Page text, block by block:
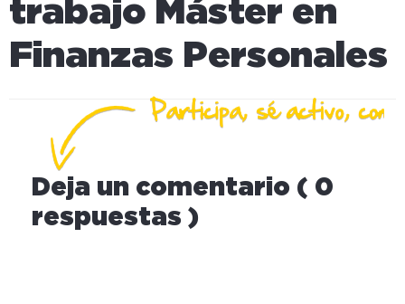
trabajo Máster en
Finanzas Personales
Deja un comentario ( 0
respuestas )